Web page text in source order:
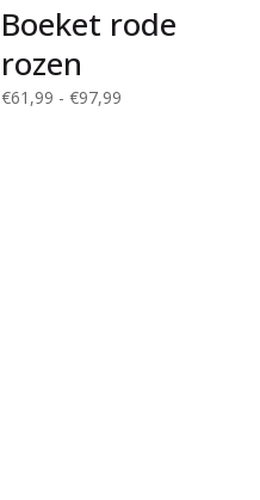
Boeket rode
rozen
€61,99 - €97,99